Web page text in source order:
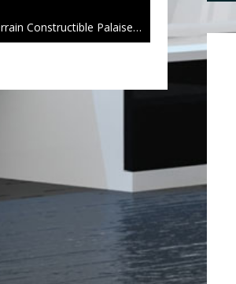
Terrain Constructible Palaiseau 04 a 59 ca